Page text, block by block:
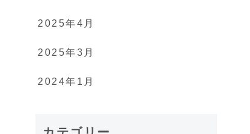
2025年4月
2025年3月
2024年1月